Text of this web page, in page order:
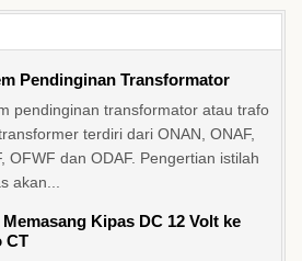
Pendinginan Transformator
pendinginan transformator atau trafo
terdiri dari ONAN, ONAF,
OFWF dan ODAF. Pengertian istilah
akan...
Memasang Kipas DC 12 Volt ke
CT